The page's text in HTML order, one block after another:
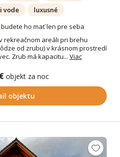
vode
luxusné
ho mať len pre seba
rekreačnom areáli pri brehu
od zrubu) v krásnom prostredí
Zrub má kapacitu... Viac
objekt za noc
objektu